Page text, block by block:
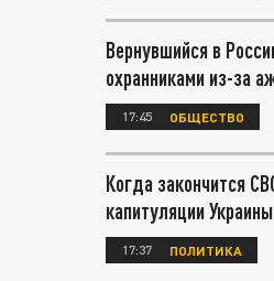
Вернувшийся в
охранниками из-за
17:45 ОБЩЕСТВО
Когда закончится
капитуляции Украины
17:37 ПОЛИТИКА